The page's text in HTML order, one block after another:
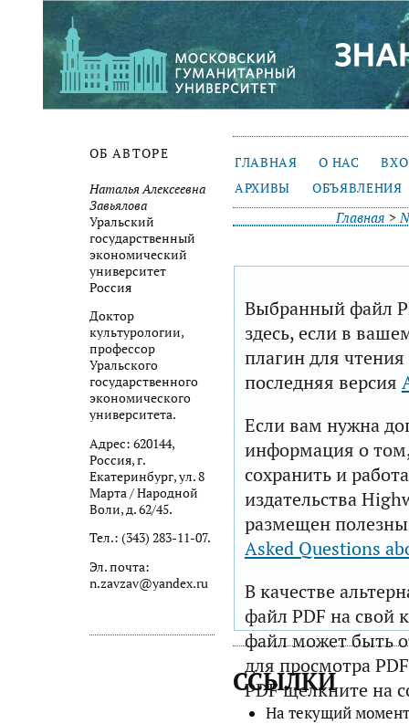
ОБ АВТОРЕ
Наталья Алексеевна
Завьялова
Уральский
государственный
экономический
университет
Россия
Доктор
культурологии,
профессор
Уральского
государственного
экономического
университета.
Адрес: 620144,
Россия, г.
Екатеринбург, ул. 8
Марта / Народной
Воли, д. 62/45.
Тел.: (343) 283-11-07.
Эл. почта:
n.zavzav@yandex.ru
ГЛАВНАЯ О НАС
АРХИВЫ
ОБЪЯВЛЕНИЯ
Главная >
Выбранный файл
здесь, если в
плагин для
последняя версия
Если вам нужна
информация о том,
сохранить и
издательства
размещен
Asked Questions
В качестве
файл PDF на свой
файл может быть
для просмотра
PDF щелкните на
ССЫЛКИ
На текущий